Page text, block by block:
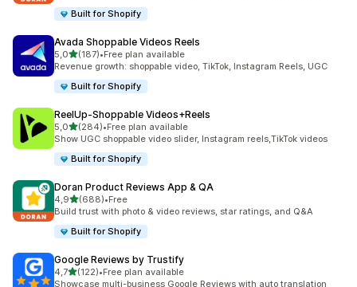
Built for Shopify
Avada Shoppable Videos Reels
5,0av 5 stjerner
(187)
Totalt 187 omtaler
•Free plan available
Revenue growth: shoppable video, TikTok, Instagram Reels, UGC
Built for Shopify
ReelUp‑Shoppable Videos+Reels
5,0av 5 stjerner
(284)
Totalt 284 omtaler
•Free plan available
Show UGC shoppable video slider, Instagram reels,TikTok videos
Built for Shopify
Doran Product Reviews App & QA
4,9av 5 stjerner
(688)
Totalt 688 omtaler
•Free
Build trust with photo & video reviews, star ratings, and Q&A
Built for Shopify
Google Reviews by Trustify
4,7av 5 stjerner
(122)
Totalt 122 omtaler
•Free plan available
Showcase multi-business Google Reviews with auto translation